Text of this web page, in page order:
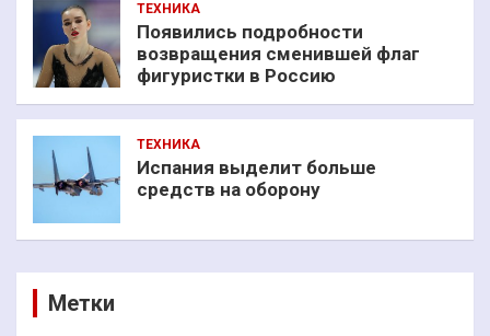
ТЕХНИКА
Появились подробности
возвращения сменившей флаг
фигуристки в Россию
ТЕХНИКА
Испания выделит больше
средств на оборону
Метки